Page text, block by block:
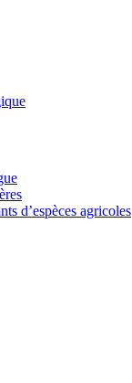
d’espèces agricoles